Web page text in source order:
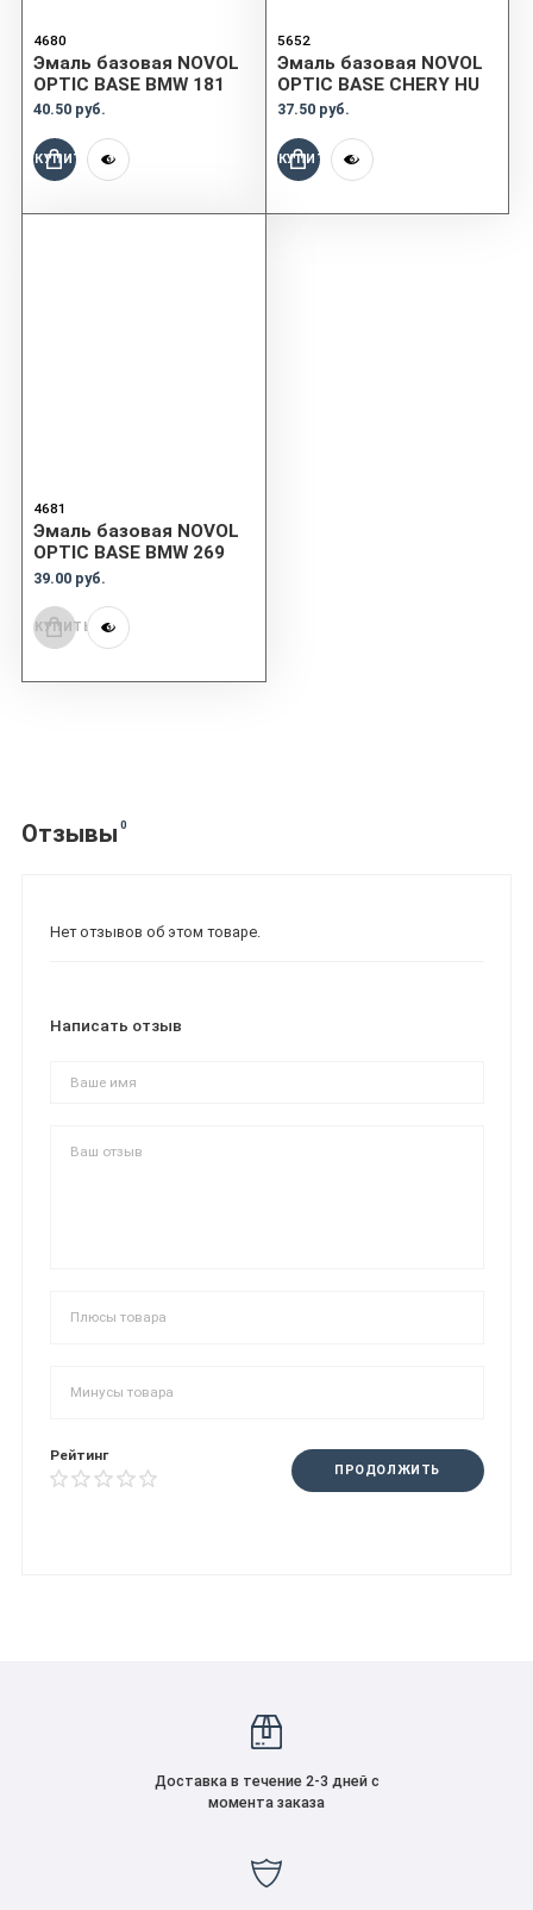
4680
Эмаль базовая NOVOL
OPTIC BASE BMW 181
40.50 руб.
КУПИТЬ
5652
Эмаль базовая NOVOL
OPTIC BASE CHERY HU
37.50 руб.
КУПИТЬ
4681
Эмаль базовая NOVOL
OPTIC BASE BMW 269
39.00 руб.
КУПИТЬ
Отзывы 0
Нет отзывов об этом товаре.
Написать отзыв
Рейтинг
ПРОДОЛЖИТЬ
Доставка в течение 2-3 дней с
момента заказа